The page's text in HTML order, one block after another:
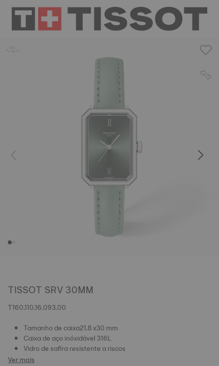
TISSOT SRV 30MM
T160.110.16.093.00
Tamanho de caixa21.8 x30 mm
Caixa de aço inóxidável 316L
Vidro de safira resistente a riscos
Ver mais